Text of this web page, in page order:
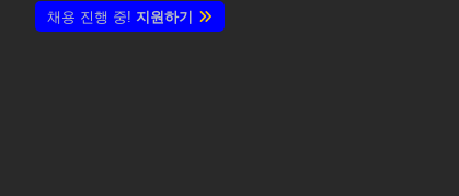
채용 진행 중! 지원하기